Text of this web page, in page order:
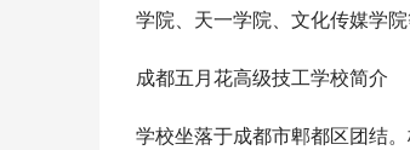
学院、天一学院、文化传媒学院
成都五月花高级技工学校简介
学校坐落于成都市郫都区团结